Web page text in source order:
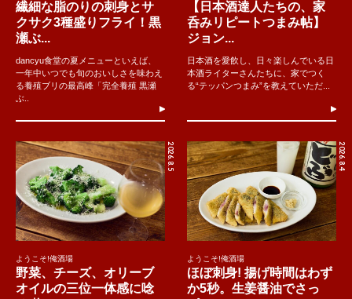
繊細な脂のりの刺身とサ
クサク3種盛りフライ！黒
瀬ぶ...
dancyu食堂の夏メニューといえば、
一年中いつでも旬のおいしさを味わえ
る養殖ブリの最高峰「完全養殖 黒瀬
ぶ..
【日本酒達人たちの、家
呑みリピートつまみ帖】
ジョン...
日本酒を愛飲し、日々楽しんでいる日
本酒ライターさんたちに、家でつく
る“テッパンつまみ”を教えていただ...
2026.8.5
ようこそ!俺酒場
野菜、チーズ、オリーブ
オイルの三位一体感に唸
2026.8.4
ようこそ!俺酒場
ほぼ刺身! 揚げ時間はわず
か5秒。生姜醤油でさっ